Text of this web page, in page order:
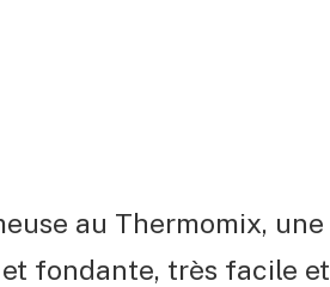
au Thermomix, une
fondante, très facile et